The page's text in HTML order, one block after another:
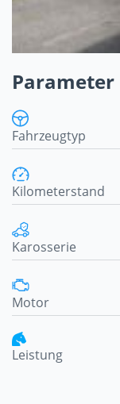
Parameter
Fahrzeugtyp
Kilometerstand
Karosserie
Motor
Leistung